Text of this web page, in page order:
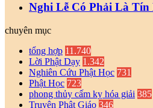
Nghi Lễ Có Phải Là Tín
chuyên mục
tổng hợp 11.740
Lời Phật Dạy 1.342
Nghiên Cứu Phật Học 731
Phật Học 723
phong thủy cấm kỵ hóa giải 385
Truyện Phật Giáo 346